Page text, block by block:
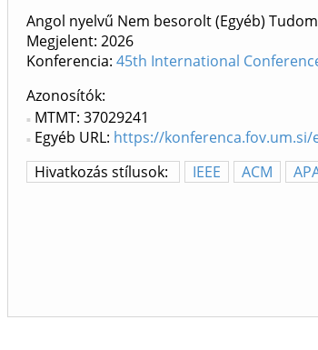
Angol nyelvű Nem besorolt (Egyéb)
Megjelent: 2026
Konferencia: 45th International
Azonosítók
MTMT: 37029241
Egyéb URL: https://
Hivatkozás stílusok:
IEEE ACM